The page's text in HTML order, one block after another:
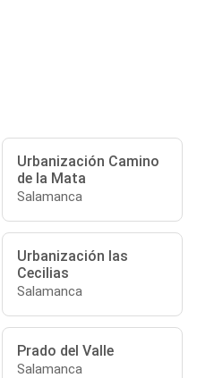
Urbanización Camino
de la Mata
Salamanca
Urbanización las
Cecilias
Salamanca
Prado del Valle
Salamanca